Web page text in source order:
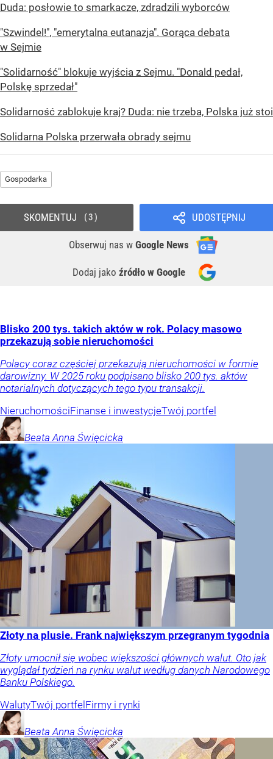
Duda: posłowie to smarkacze, zdradzili wyborców
"Szwindel!", "emerytalna eutanazja". Gorąca debata
w Sejmie
"Solidarność" blokuje wyjścia z Sejmu. "Donald pedał,
Polskę sprzedał"
Solidarność zablokuje kraj? Duda: nie trzeba, Polska już stoi
Solidarna Polska przerwała obrady sejmu
Gospodarka
UDOSTĘPNIJ
Obserwuj nas w Google News
Dodaj jako źródło w Google
SKOMENTUJ 3
Blisko 200 tys. takich aktów w rok. Polacy masowo
przekazują sobie nieruchomości
Polacy coraz częściej przekazują nieruchomości w formie
darowizny. W 2025 roku podpisano blisko 200 tys. aktów
notarialnych dotyczących tego typu transakcji.
NieruchomościFinanse i inwestycjeTwój portfel
Beata Anna Święcicka
Złoty na plusie. Frank największym przegranym tygodnia
Złoty umocnił się wobec większości głównych walut. Oto jak
wyglądał tydzień na rynku walut według danych Narodowego
Banku Polskiego.
WalutyTwój portfelFirmy i rynki
Beata Anna Święcicka